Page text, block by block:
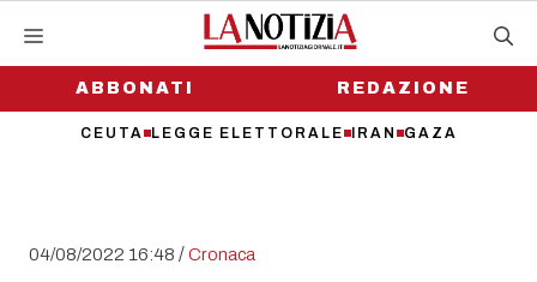
contenutoABBONATI
CEUTA LEGGE ELETTORALE IRAN GAZA
REDAZIONE
04/08/2022 16:48 /Cronaca